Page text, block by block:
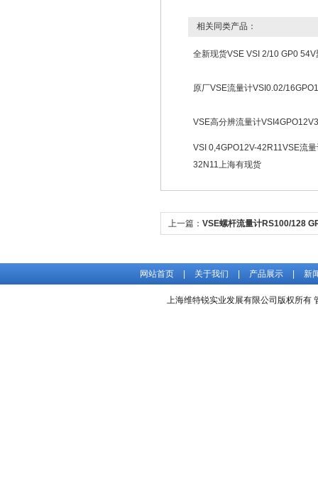
相关同类产品：
全新现货VSE VSI 2/10 GP0
原厂VSE流量计VSI0.02/
VSE高分辨流量计
VSI 0,4GPO12V-42R11VSE流
32N11上海有现货
上一篇： VSE螺杆流量计RS100/128
网站首页 关于我们 产品展示 新
上海维特锐实业发展有限公司版权所有